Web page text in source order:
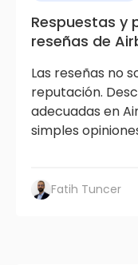
Respuestas y
reseñas de
Las reseñas no
reputación.
adecuadas en
simples
Fatih Tuncer